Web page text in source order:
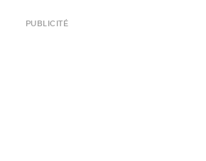
PUBLICITÉ